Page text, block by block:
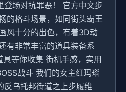
登场对抗罪恶！ 官方中文步
的格斗场景，如同街头霸王
风十分的出色，有着3D动
有非常丰富的道具装备系
等你收集 街机手感，实用
战斗 我们的女主红玛瑙
反乌托邦街道之上步履维